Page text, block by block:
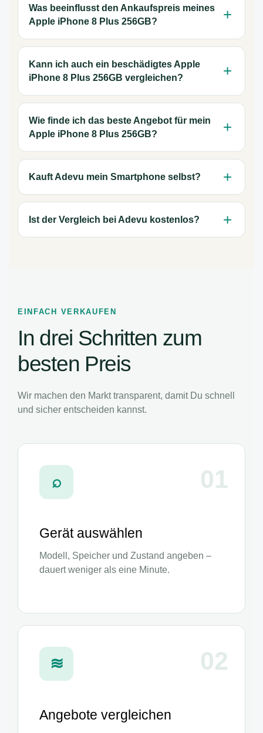
Was beeinflusst den Ankaufspreis meines
Apple iPhone 8 Plus 256GB?
Kann ich auch ein beschädigtes Apple
iPhone 8 Plus 256GB vergleichen?
Wie finde ich das beste Angebot für mein
Apple iPhone 8 Plus 256GB?
Kauft Adevu mein Smartphone selbst?
Ist der Vergleich bei Adevu kostenlos?
EINFACH VERKAUFEN
In drei Schritten zum
besten Preis
Wir machen den Markt transparent, damit Du schnell
und sicher entscheiden kannst.
01
⌕
Gerät auswählen
Modell, Speicher und Zustand angeben –
dauert weniger als eine Minute.
02
≋
Angebote vergleichen